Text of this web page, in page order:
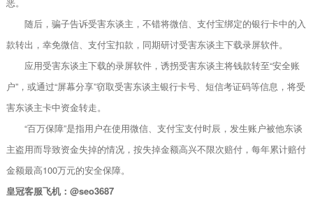
随后，骗子告诉受害东谈主，不错将微信、支付宝绑定的银行卡中的入
款转出，幸免微信、支付宝扣款，同期研讨受害东谈主下载录屏软件。
应用受害东谈主下载的录屏软件，诱拐受害东谈主将钱款转至“安全账
户”，或通过“屏幕分享”窃取受害东谈主银行卡号、短信考证码等信息，将受
害东谈主卡中资金转走。
“百万保障”是指用户在使用微信、支付宝支付时辰，发生账户被他东谈
主盗用而导致资金失掉的情况，按失掉金额高兴不限次赔付，每年累计赔付
金额最高100万元的安全保障。
皇冠客服飞机：@seo3687